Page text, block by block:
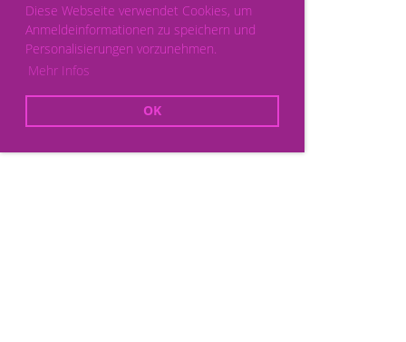
Diese Webseite verwendet Cookies, um
Anmeldeinformationen zu speichern und
Personalisierungen vorzunehmen.
Mehr Infos
OK